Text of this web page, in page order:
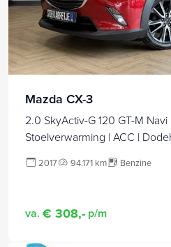
Mazda CX-3
2.0 SkyActiv-G 120 GT-M
Stoelverwarming | ACC |
2017 94.171 km Benzine
va. € 308,- p/m